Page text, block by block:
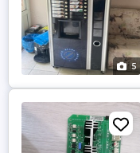
5